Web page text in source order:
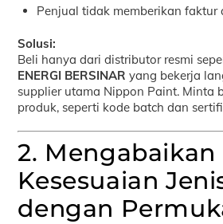
Penjual tidak memberikan faktur
Solusi:
Beli hanya dari distributor resmi
ENERGI BERSINAR yang bekerja
supplier utama Nippon Paint. Minta
produk, seperti kode batch dan
2. Mengabaikan
Kesesuaian
dengan